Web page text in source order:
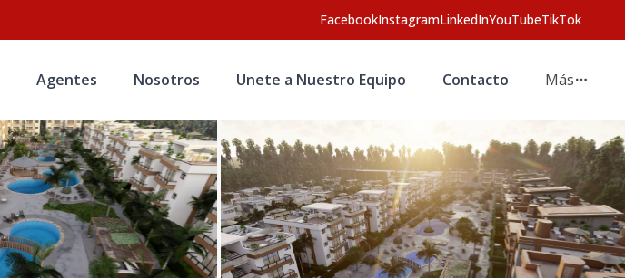
FacebookInstagramLinkedInYouTubeTikTok
Agentes Nosotros Unete a Nuestro Equipo Contacto Más